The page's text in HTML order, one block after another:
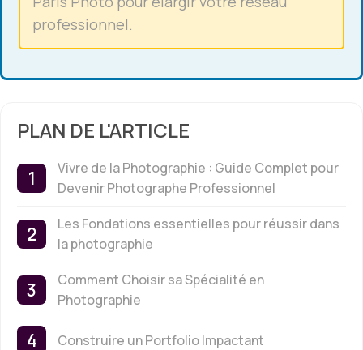
professionnel.
PLAN DE L'ARTICLE
Vivre de la Photographie : Guide Complet pour
Devenir Photographe Professionnel
Les Fondations essentielles pour réussir dans
la photographie
Comment Choisir sa Spécialité en
Photographie
Construire un Portfolio Impactant